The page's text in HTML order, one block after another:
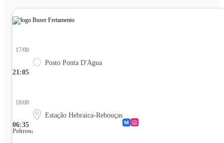
21:05
17/08
Posto Ponta D'Água
06:35
18/08
Estação Hebraica-Rebouças
Poltrona